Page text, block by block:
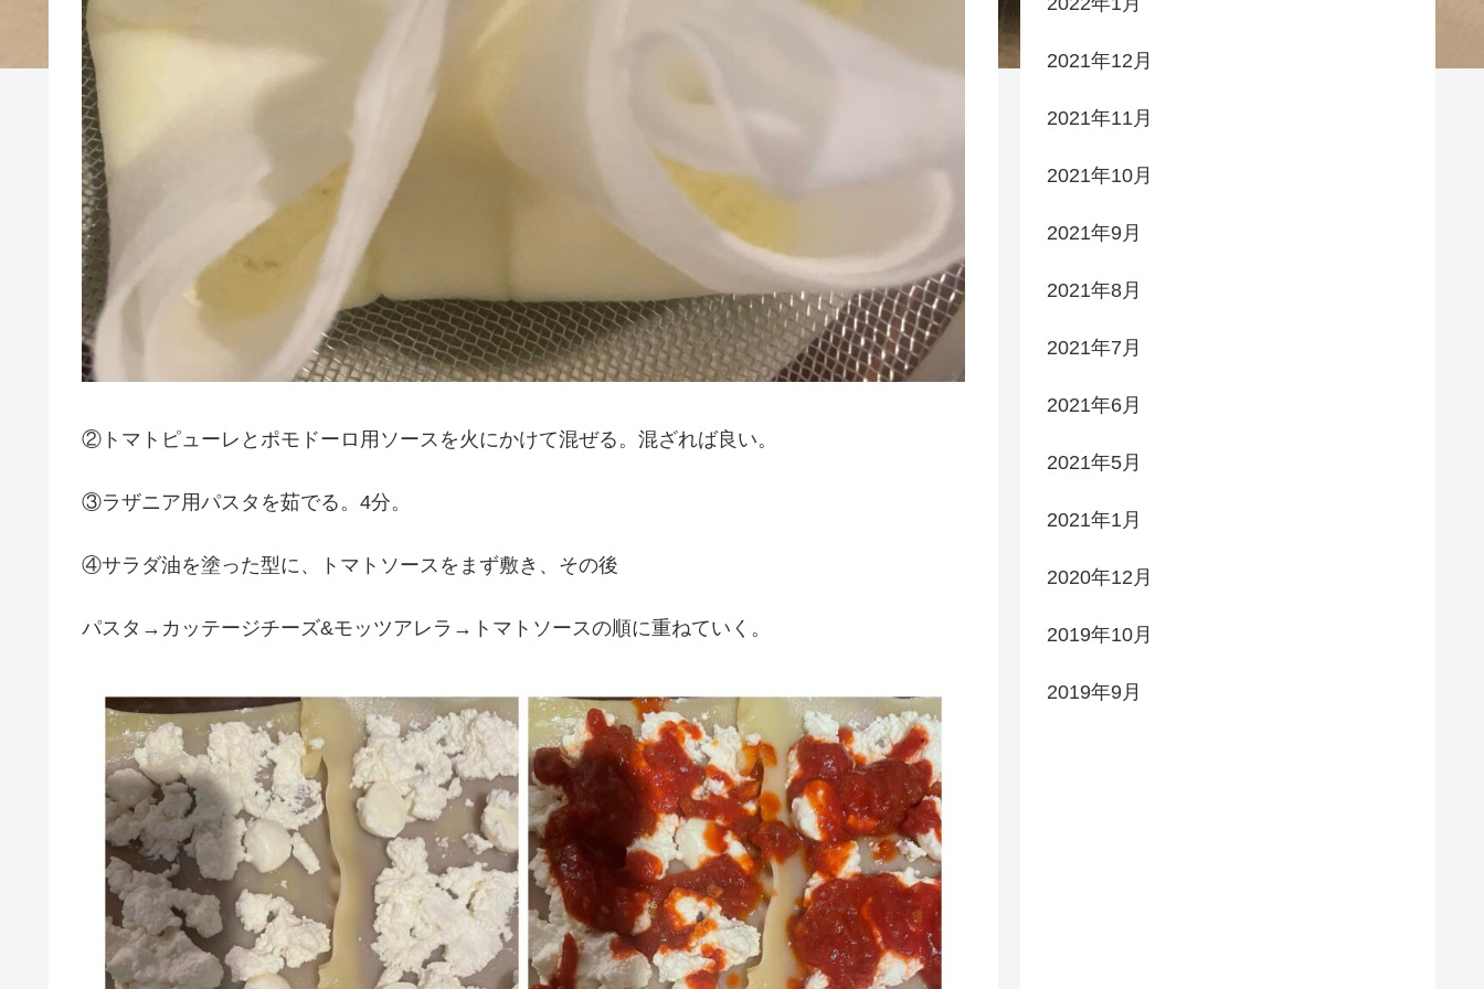
②トマトピューレとポモドーロ用ソースを火にかけて混ぜる。混ざれば良い。
③ラザニア用パスタを茹でる。4分。
④サラダ油を塗った型に、トマトソースをまず敷き、その後
パスタ→カッテージチーズ&モッツアレラ→トマトソースの順に重ねていく。
2021年12月
2021年11月
2021年10月
2021年9月
2021年8月
2021年7月
2021年6月
2021年5月
2021年1月
2020年12月
2019年10月
2019年9月